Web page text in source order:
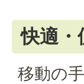
快適・
移動の